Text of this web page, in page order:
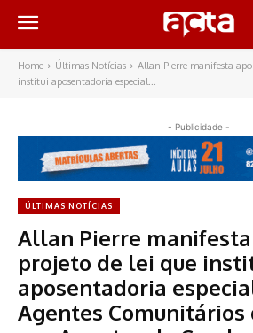
Home Últimas Notícias
Allan Pierre manifesta
institui aposentadoria especial...
- Publicidade -
ÚLTIMAS NOTÍCIAS
Allan Pierre
projeto de lei que
aposentadoria
Agentes Comunitários